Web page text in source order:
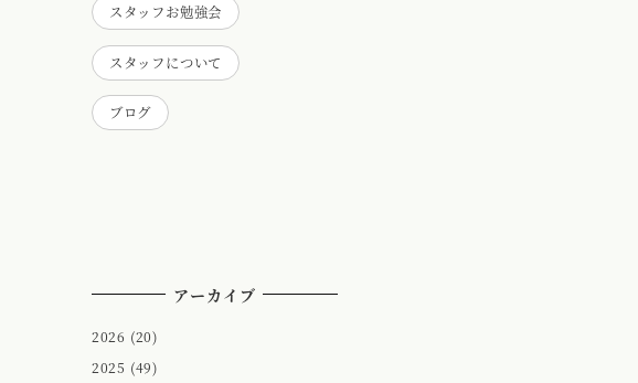
スタッフお勉強会
スタッフについて
ブログ
アーカイブ
2026 (20)
2025 (49)